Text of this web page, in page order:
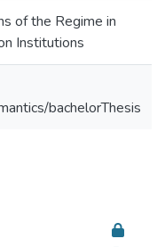
of the Regime in
Institutions
bachelorThesis